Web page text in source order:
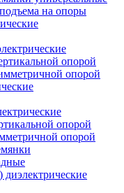
на опоры
опорой
опорой
опорой
опорой